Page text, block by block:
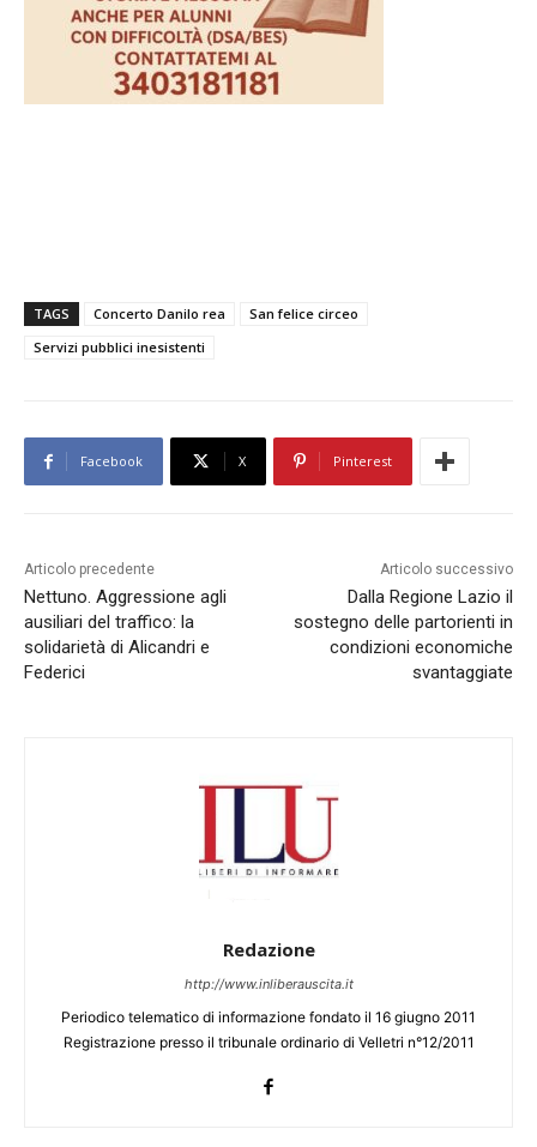
TAGS Concerto Danilo rea
San felice circeo
Servizi pubblici inesistenti
Facebook X Pinterest
Articolo precedente
Nettuno. Aggressione agli
ausiliari del traffico: la
solidarietà di Alicandri e
Federici
Articolo successivo
Dalla Regione Lazio il
sostegno delle partorienti in
condizioni economiche
svantaggiate
Redazione
http://www.inliberauscita.it
Periodico telematico di informazione fondato il 16 giugno 2011
Registrazione presso il tribunale ordinario di Velletri n°12/2011